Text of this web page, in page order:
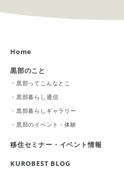
Home
黒部のこと
・ 黒部ってこんなとこ
・ 黒部暮らし通信
・ 黒部暮らしギャラリー
・ 黒部のイベント・体験
移住セミナー・イベント情報
KUROBEST BLOG